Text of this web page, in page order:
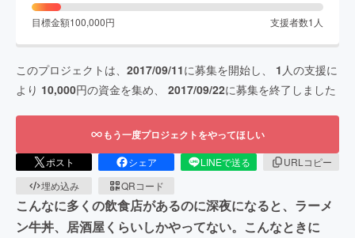
目標金額100,000円 支援者数1 人
このプロジェクトは、 2017/09/11に募集を開始し、 1 人の支援に
より 10,000円の資金を集め、 2017/09/22に募集を終了しました
もう一度プロジェクトをやってほしい
ポスト シェア LINEで送る
URLコピー
埋め込み
QRコード
こんなに多くの飲食店があるのに深夜になると、ラーメ
ン牛丼、居酒屋くらいしかやってない。こんなときに